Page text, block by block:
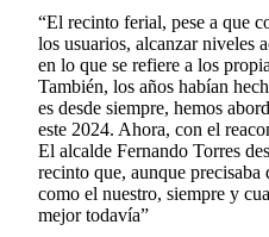
“El recinto ferial, pese a que
los usuarios, alcanzar niveles
en lo que se refiere a los
También, los años habían
es desde siempre, hemos
este 2024. Ahora, con el
El alcalde Fernando Torres
recinto que, aunque
como el nuestro, siempre y
mejor todavía”